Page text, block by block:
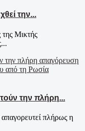
την...
Μικτής
την πλήρη...
πλήρως η